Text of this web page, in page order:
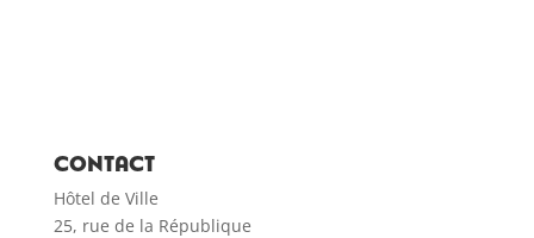
CONTACT
Hôtel de Ville
25, rue de la République